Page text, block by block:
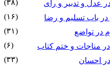
عدل و تدبیر و رای
(۳۸)
در باب تسلیم و رضا
(۱۶)
در تواضع
(۳۱)
مناجات و ختم کتاب
(۶)
احسان
(۳۳)